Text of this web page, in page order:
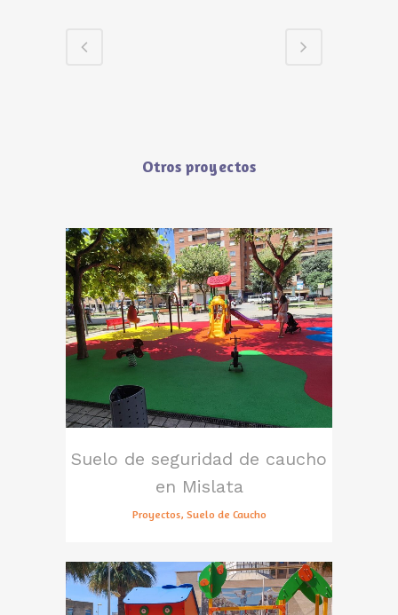
Otros proyectos
Suelo de seguridad de caucho
en Mislata
Proyectos, Suelo de Caucho